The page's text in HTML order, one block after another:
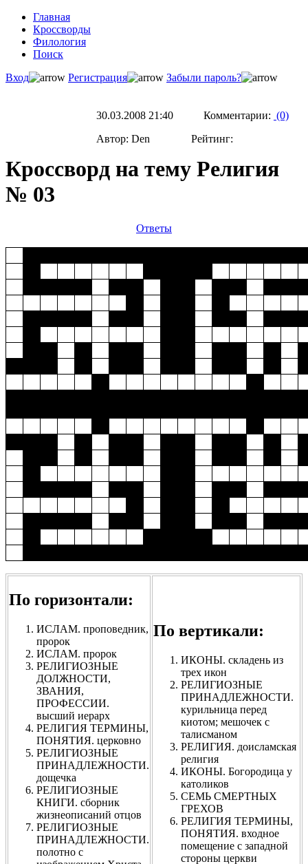
Главная
Кроссворды
Филология
Поиск
Вход
Регистрация Забыли пароль?
30.03.2008 21:40 Комментарии: (0)
Автор: Den Рейтинг:
Кроссворд на тему Религия
№ 03
Ответы
По горизонтали:
ИСЛАМ. проповедник,
пророк
ИСЛАМ. пророк
РЕЛИГИОЗНЫЕ
ДОЛЖНОСТИ,
ЗВАНИЯ,
ПРОФЕССИИ.
высший иерарх
РЕЛИГИЯ ТЕРМИНЫ,
ПОНЯТИЯ. церковно
РЕЛИГИОЗНЫЕ
ПРИНАДЛЕЖНОСТИ.
дощечка
РЕЛИГИОЗНЫЕ
КНИГИ. сборник
жизнеописаний отцов
РЕЛИГИОЗНЫЕ
ПРИНАДЛЕЖНОСТИ.
полотно с
По вертикали:
ИКОНЫ. складень из
трех икон
РЕЛИГИОЗНЫЕ
ПРИНАДЛЕЖНОСТИ.
курильница перед
киотом; мешочек с
талисманом
РЕЛИГИЯ. доисламская
религия
ИКОНЫ. Богородица у
католиков
СЕМЬ СМЕРТНЫХ
ГРЕХОВ
РЕЛИГИЯ ТЕРМИНЫ,
ПОНЯТИЯ. входное
помещение с западной
стороны церкви